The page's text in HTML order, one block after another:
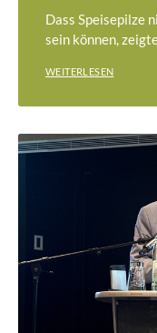
Dass Speisepilze
sein können,
WEITERLESEN